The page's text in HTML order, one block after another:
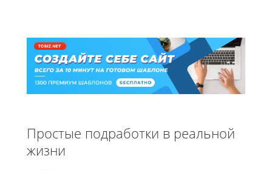
Простые подработки в реальной
жизни